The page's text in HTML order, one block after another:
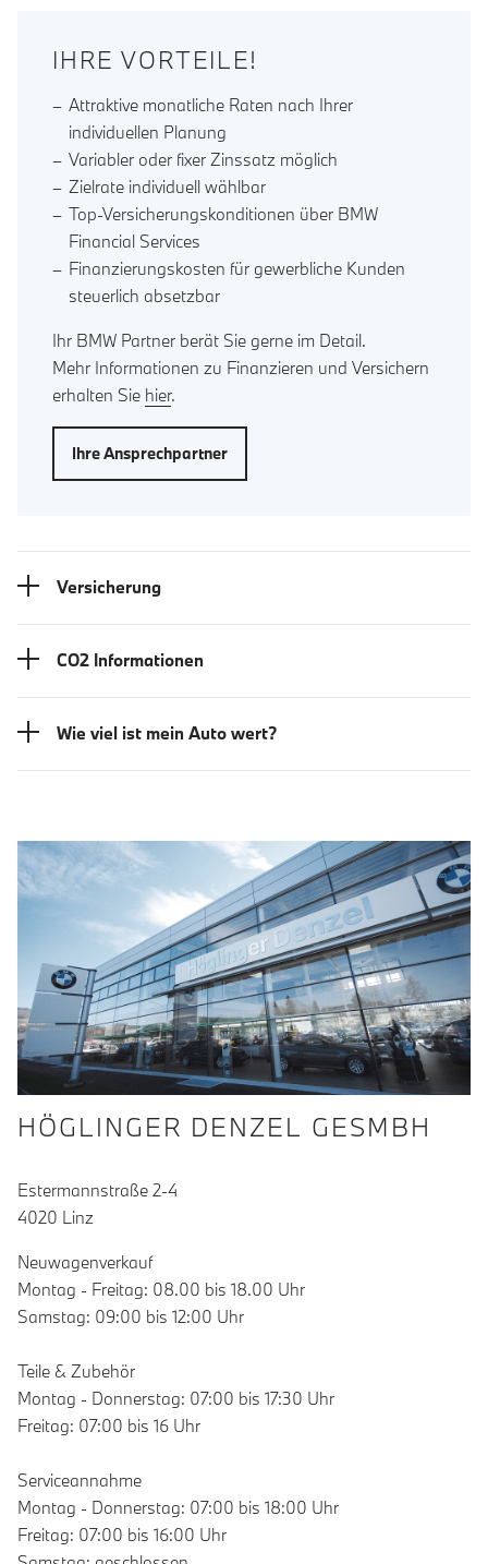
IHRE VORTEILE!
Attraktive monatliche Raten nach Ihrer
individuellen Planung
Variabler oder fixer Zinssatz möglich
Zielrate individuell wählbar
Top-Versicherungskonditionen über BMW
Financial Services
Finanzierungskosten für gewerbliche Kunden
steuerlich absetzbar
Ihr BMW Partner berät Sie gerne im Detail.
Mehr Informationen zu Finanzieren und Versichern
erhalten Sie hier.
Ihre Ansprechpartner
Versicherung
CO2 Informationen
Wie viel ist mein Auto wert?
HÖGLINGER DENZEL GESMBH
Estermannstraße 2-4
4020 Linz
Neuwagenverkauf
Montag - Freitag: 08.00 bis 18.00 Uhr
Samstag: 09:00 bis 12:00 Uhr
Teile & Zubehör
Montag - Donnerstag: 07:00 bis 17:30 Uhr
Freitag: 07:00 bis 16 Uhr
Serviceannahme
Montag - Donnerstag: 07:00 bis 18:00 Uhr
Freitag: 07:00 bis 16:00 Uhr